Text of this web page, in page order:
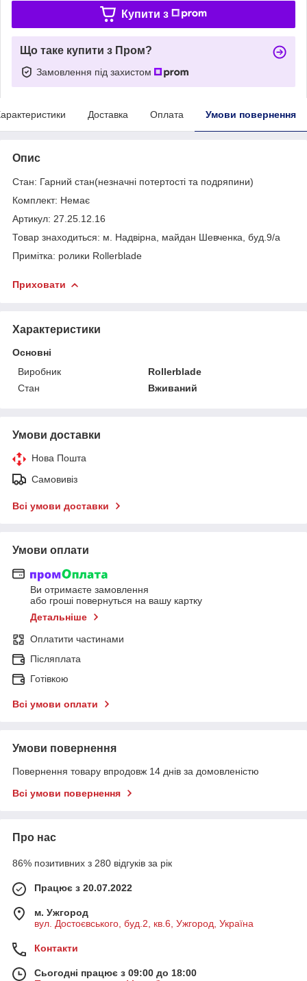
Купити з
Що таке купити з Пром?
Замовлення під захистом
Доставка Оплата Умови повернення
Опис
Стан: Гарний стан(незначні потертості та подряпини)
Комплект: Немає
Артикул: 27.25.12.16
Товар знаходиться: м. Надвірна, майдан Шевченка, буд.9/а
Примітка: ролики Rollerblade
Приховати
Характеристики
Основні
Виробник
Rollerblade
Стан
Вживаний
Умови доставки
Нова Пошта
Самовивіз
Всі умови доставки
Умови оплати
Ви отримаєте замовлення
або гроші повернуться на вашу картку
Детальніше
Оплатити частинами
Післяплата
Готівкою
Всі умови оплати
Умови повернення
Повернення товару впродовж 14 днів за домовленістю
Всі умови повернення
Про нас
86% позитивних з 280 відгуків за рік
Працює з 20.07.2022
м. Ужгород
вул. Достоєвського, буд.2, кв.6, Ужгород, Україна
Контакти
Сьогодні працює з 09:00 до 18:00